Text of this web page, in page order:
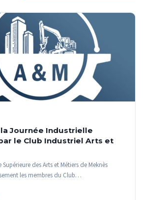
Journée Industrielle
le Club Industriel Arts et
Supérieure des Arts et Métiers de Meknès
les membres du Club…